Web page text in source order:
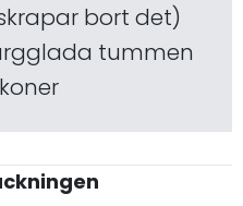
bort det)
tummen